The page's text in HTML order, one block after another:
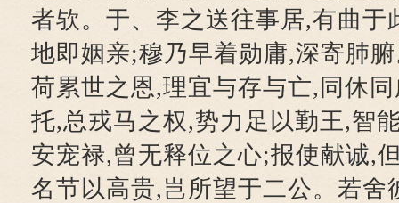
者欤。于、李之送往事居,有曲于
地即姻亲;穆乃早着勋庸,深寄肺
荷累世之恩,理宜与存与亡,同休
托,总戎马之权,势力足以勤王,智
安宠禄,曾无释位之心;报使献诚,
名节以高贵,岂所望于二公。若舍